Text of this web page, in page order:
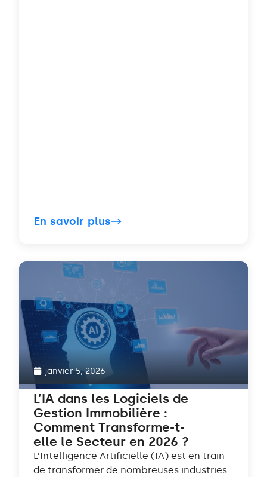
En savoir plus
janvier 5, 2026
L’IA dans les Logiciels de
Gestion Immobilière :
Comment Transforme-t-
elle le Secteur en 2026 ?
L’Intelligence Artificielle (IA) est en train
de transformer de nombreuses industries